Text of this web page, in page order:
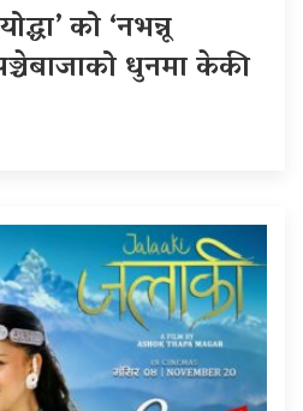
को ‘नभन्नू
धुनमा केकी